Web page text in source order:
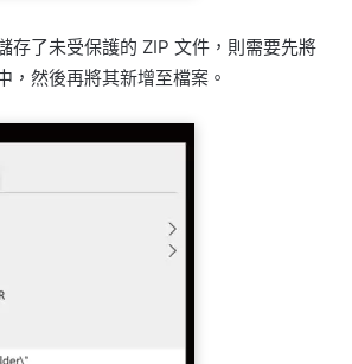
存了未受保護的 ZIP 文件，則需要先將
，然後再將其新增至檔案。